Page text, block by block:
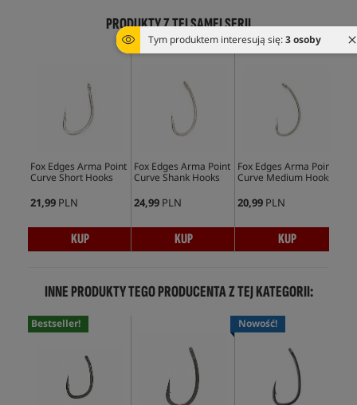
Tym produktem interesują się:3 osoby
PRODUKTY Z TEJ SAMEJ SERII
Fox Edges Arma Point
Curve Short Hooks
21,99 PLN
KUP
Fox Edges Arma Point
Curve Shank Hooks
24,99 PLN
KUP
Fox Edges Arma Point
Curve Medium Hooks
20,99 PLN
KUP
INNE PRODUKTY TEGO PRODUCENTA Z TEJ KATEGORII:
Bestseller! Nowość!